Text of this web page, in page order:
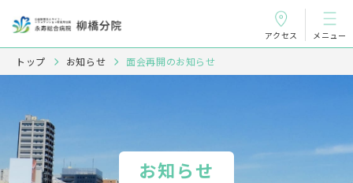
アクセス メニュー
トップ お知らせ 面会再開のお知らせ
お知らせ